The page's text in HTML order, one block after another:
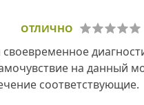
ОТЛИЧНО
на данный
соответствующие.